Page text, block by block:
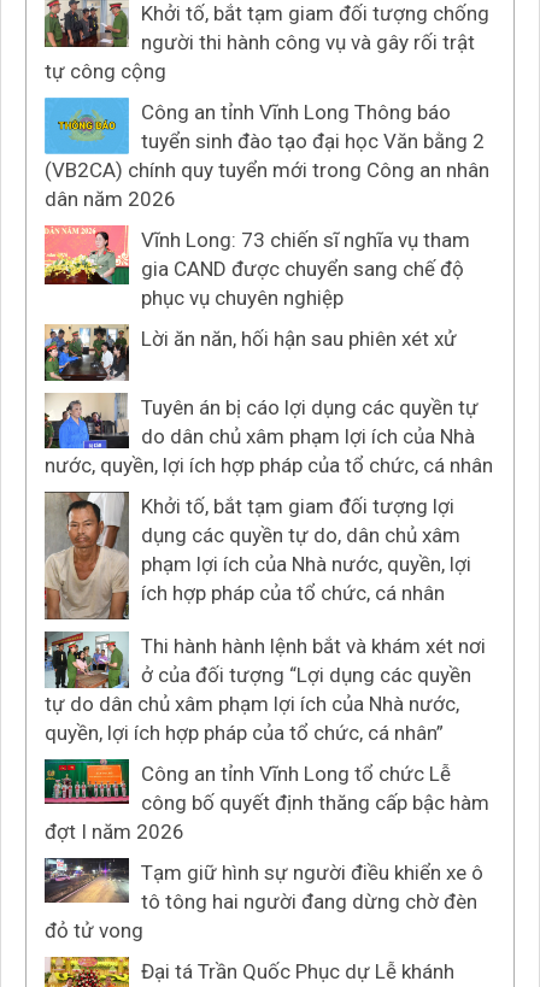
Khởi tố, bắt tạm giam đối tượng chống
người thi hành công vụ và gây rối trật
tự công cộng
Công an tỉnh Vĩnh Long Thông báo
tuyển sinh đào tạo đại học Văn bằng 2
(VB2CA) chính quy tuyển mới trong Công an nhân
dân năm 2026
Vĩnh Long: 73 chiến sĩ nghĩa vụ tham
gia CAND được chuyển sang chế độ
phục vụ chuyên nghiệp
Lời ăn năn, hối hận sau phiên xét xử
Tuyên án bị cáo lợi dụng các quyền tự
do dân chủ xâm phạm lợi ích của Nhà
nước, quyền, lợi ích hợp pháp của tổ chức, cá nhân
Khởi tố, bắt tạm giam đối tượng lợi
dụng các quyền tự do, dân chủ xâm
phạm lợi ích của Nhà nước, quyền, lợi
ích hợp pháp của tổ chức, cá nhân
Thi hành hành lệnh bắt và khám xét nơi
ở của đối tượng “Lợi dụng các quyền
tự do dân chủ xâm phạm lợi ích của Nhà nước,
quyền, lợi ích hợp pháp của tổ chức, cá nhân”
Công an tỉnh Vĩnh Long tổ chức Lễ
công bố quyết định thăng cấp bậc hàm
đợt I năm 2026
Tạm giữ hình sự người điều khiển xe ô
tô tông hai người đang dừng chờ đèn
đỏ tử vong
Đại tá Trần Quốc Phục dự Lễ khánh